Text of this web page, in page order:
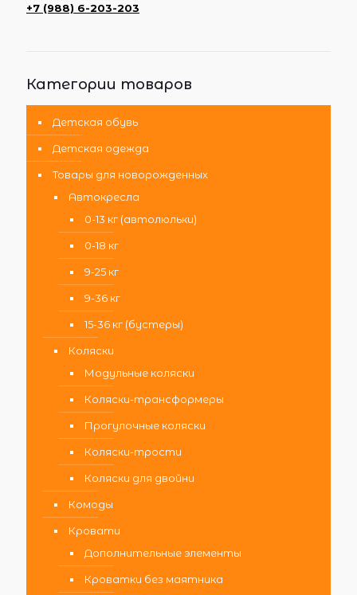
+7 (988) 6-203-203
Категории товаров
Детская обувь
Детская одежда
Товары для новорожденных
Автокресла
0-13 кг (автолюльки)
0-18 кг
9-25 кг
9-36 кг
15-36 кг (бустеры)
Коляски
Модульные коляски
Коляски-трансформеры
Прогулочные коляски
Коляски-трости
Коляски для двойни
Комоды
Кровати
Дополнительные элементы
Кроватки без маятника